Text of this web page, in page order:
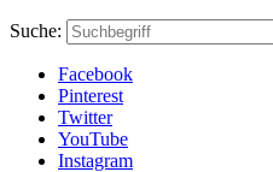
Skip
content
Hauptstadtmutti
Schließen
Search
Schließen
Suche:
Facebook
Pinterest
Twitter
YouTube
Instagram